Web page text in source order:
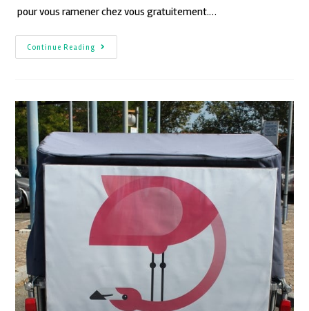
pour vous ramener chez vous gratuitement.…
Continue Reading